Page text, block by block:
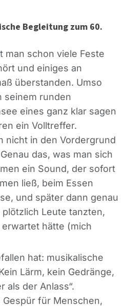
Begleitung zum 60.
man schon viele Feste
und einiges an
überstanden. Umso
seinem runden
eines ganz klar sagen
ein Volltreffer.
nicht in den Vordergrund
das, was man sich
ein Sound, der sofort
ließ, beim Essen
und später dann genau
Leute tanzten,
hätte (mich
hat: musikalische
Lärm, kein Gedränge,
als der Anlass“.
für Menschen,